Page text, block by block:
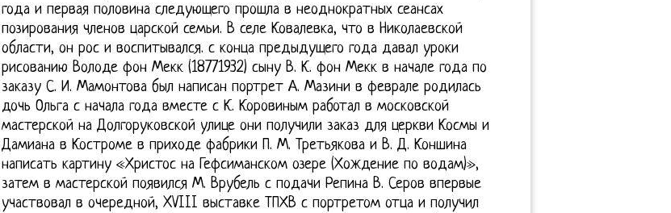
года и первая половина следующего прошла в неоднократных сеансах
позирования членов царской семьи. В селе Ковалевка, что в Николаевской
области, он рос и воспитывался. с конца предыдущего года давал уроки
рисованию Володе фон Мекк (18771932) сыну В. К. фон Мекк в начале года по
заказу С. И. Мамонтова был написан портрет А. Мазини в феврале родилась
дочь Ольга с начала года вместе с К. Коровиным работал в московской
мастерской на Долгоруковской улице они получили заказ для церкви Космы и
Дамиана в Костроме в приходе фабрики П. М. Третьякова и В. Д. Коншина
написать картину «Христос на Гефсиманском озере (Хождение по водам)»,
затем в мастерской появился М. Врубель с подачи Репина В. Серов впервые
участвовал в очередной, XVIII выставке ТПХВ с портретом отца и получил